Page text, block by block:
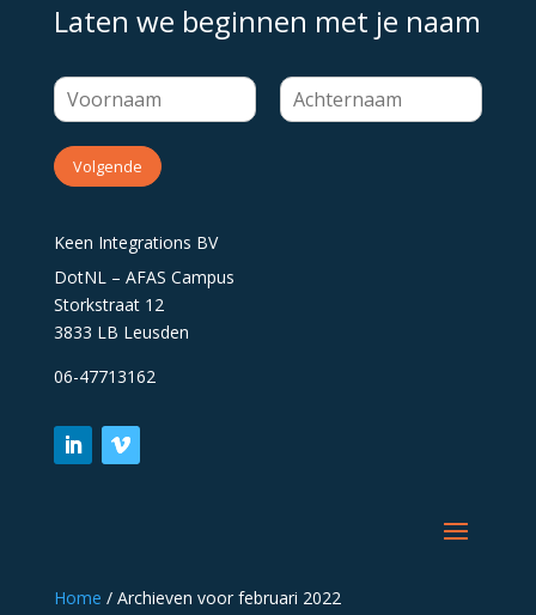
Laten we beginnen met je naam
Volgende
Keen Integrations BV
DotNL – AFAS Campus
Storkstraat 12
3833 LB Leusden
06-47713162
Home / Archieven voor februari 2022